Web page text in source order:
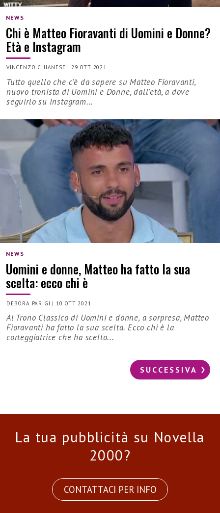
NEWS
Chi è Matteo Fioravanti di Uomini e Donne?
Età e Instagram
VINCENZO CHIANESE | 29 OTT 2021
Tutto quello che c'è da sapere su Matteo Fioravanti,
nuovo tronista di Uomini e Donne, dall'età, a dove
seguirlo su Instagram...
NEWS
Uomini e donne, Matteo ha fatto la sua
scelta: ecco chi è
DEBORA PARIGI | 10 OTT 2021
Al Trono Classico di Uomini e donne, a sorpresa, Matteo
Fioravanti ha fatto la sua scelta. Ecco chi è la
corteggiatrice che ha scelto...
SUCCESSIVA
La tua pubblicità su Novella
2000?
CONTATTACI PER INFO